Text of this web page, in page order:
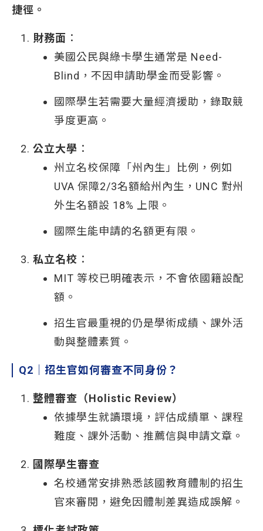
捷徑。
財務面 ：
美國公民與綠卡學生通常是 Need-
Blind，不因申請助學金而受影響。
國際學生若需要大量經濟援助，錄取競
爭度更高。
公立大學 ：
州立名校保障「州內生」比例，例如
UVA 保障2/3名額給州內生，UNC 對州
外生名額設 18% 上限。
國際生能申請的名額更有限。
私立名校 ：
MIT 等校已明確表示，不會依國籍設配
額。
招生官最重視的仍是學術成績、課外活
動與整體素質。
Q2 ｜招生官如何審查不同身份？
整體審查（Holistic Review）
依據學生就讀環境，評估成績單、課程
難度、課外活動、推薦信與申請文章。
國際學生審查
名校通常安排熟悉該國教育體制的招生
官來審閱，避免因體制差異造成誤解。